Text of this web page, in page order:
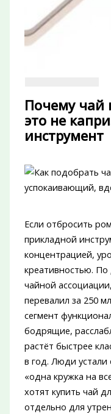
Почему чай
это не
инструмент
Если отбросить
прикладной
концентрацией,
креативностью.
чайной
перевалил за 250
сегмент
бодрящие,
растёт быстрее
в год. Люди
«одна кружка на
хотят купить чай
отдельно для